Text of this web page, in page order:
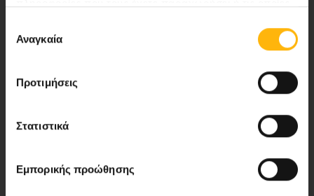
των υπηρεσιών τους.
συγκατάθεσης
Αναγκαία
Προτιμήσεις
Στατιστικά
Εμπορικής προώθησης